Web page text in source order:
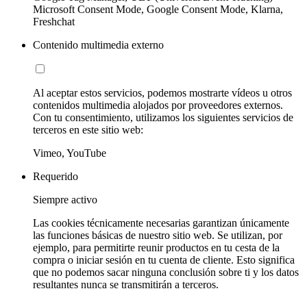
Microsoft Consent Mode, Google Consent Mode, Klarna,
Freshchat
Contenido multimedia externo
Al aceptar estos servicios, podemos mostrarte vídeos u otros
contenidos multimedia alojados por proveedores externos.
Con tu consentimiento, utilizamos los siguientes servicios de
terceros en este sitio web:
Vimeo, YouTube
Requerido
Siempre activo
Las cookies técnicamente necesarias garantizan únicamente
las funciones básicas de nuestro sitio web. Se utilizan, por
ejemplo, para permitirte reunir productos en tu cesta de la
compra o iniciar sesión en tu cuenta de cliente. Esto significa
que no podemos sacar ninguna conclusión sobre ti y los datos
resultantes nunca se transmitirán a terceros.